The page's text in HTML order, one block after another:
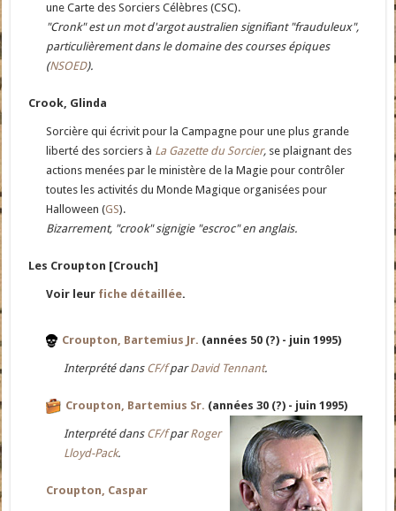
une Carte des Sorciers Célèbres (CSC).
"Cronk" est un mot d'argot australien signifiant "frauduleux",
particulièrement dans le domaine des courses épiques
(NSOED).
Crook, Glinda
Sorcière qui écrivit pour la Campagne pour une plus grande
liberté des sorciers à La Gazette du Sorcier, se plaignant des
actions menées par le ministère de la Magie pour contrôler
toutes les activités du Monde Magique organisées pour
Halloween (GS).
Bizarrement, "crook" signigie "escroc" en anglais.
Les Croupton [Crouch]
Voir leur fiche détaillée.
Croupton, Bartemius Jr. (années 50 (?) - juin 1995)
Interprété dans CF/fparDavid Tennant.
Croupton, Bartemius Sr. (années 30 (?) - juin 1995)
Interprété dans CF/fparRoger
Lloyd-Pack.
Croupton, Caspar